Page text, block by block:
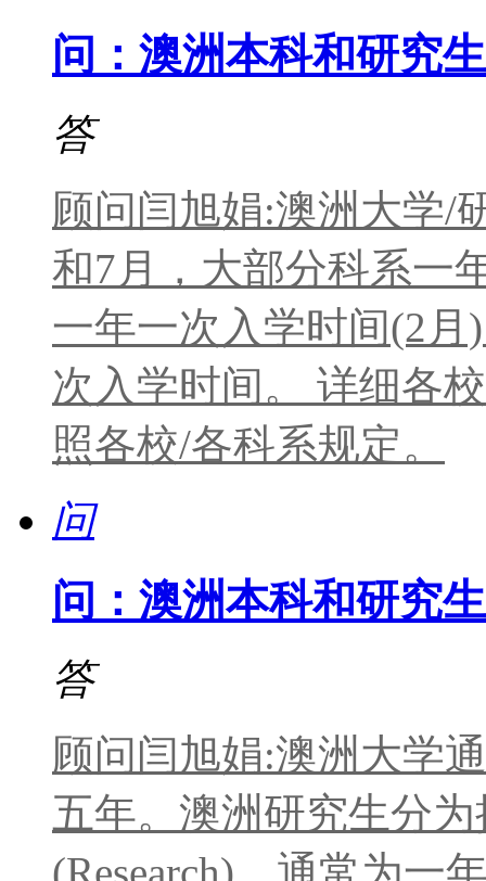
问：澳洲本科和研究
答
顾问闫旭娟:澳洲大学/
和7月，大部分科系一
一年一次入学时间(2
次入学时间。 详细各
照各校/各科系规定。
问
问：澳洲本科和研究
答
顾问闫旭娟:澳洲大学
五年。澳洲研究生分为